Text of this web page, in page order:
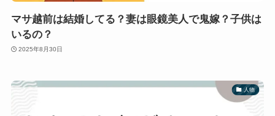
マサ越前は結婚してる？妻は眼鏡美人で鬼嫁？子供は
いるの？
2025年8月30日
人物